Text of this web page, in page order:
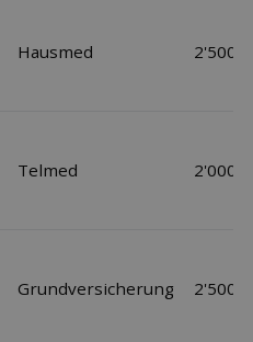
Hausmed 2'500
Telmed 2'000
Grundversicherung 2'500